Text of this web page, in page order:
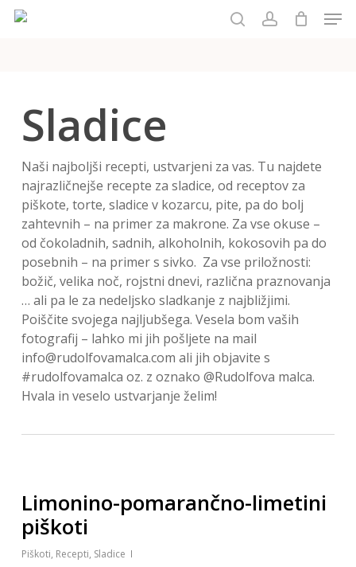
Skip
Sladice
Naši najboljši recepti, ustvarjeni za vas. Tu najdete
najrazličnejše recepte za sladice, od receptov za
piškote, torte, sladice v kozarcu, pite, pa do bolj
zahtevnih – na primer za makrone. Za vse okuse –
od čokoladnih, sadnih, alkoholnih, kokosovih pa do
posebnih – na primer s sivko. Za vse priložnosti:
božič, velika noč, rojstni dnevi, različna praznovanja
… ali pa le za nedeljsko sladkanje z najbližjimi.
Poiščite svojega najljubšega. Vesela bom vaših
fotografij – lahko mi jih pošljete na mail
info@rudolfovamalca.com ali jih objavite s
#rudolfovamalca oz. z oznako @Rudolfova malca.
Hvala in veselo ustvarjanje želim!
Limonino-pomarančno-limetini
piškoti
Piškoti, Recepti, Sladice